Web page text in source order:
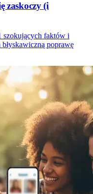
zaskoczy (i
szokujących faktów i
poprawę